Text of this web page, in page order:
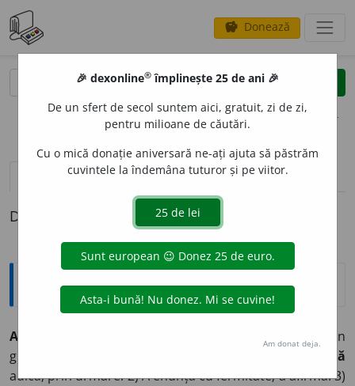
savings Donează
clear
opțiuni
definiții (1) pronunțievolume_up (50)
Definiția cu ID-ul 360114:
Explicative DEX
A Z
1) A reda prin cuvinte; a exprima prin
grai; a spune.
Va să zică
adică; prin urmare. 2) A enunța cu fermitate; a afirma. 3)
🎉 dexonline® împlinește 25 de ani 🎉
De un sfert de secol suntem aici, gratuit, zi de zi,
pentru milioane de căutări.
Cu o mică donație aniversară ne-ați ajuta să păstrăm
cuvintele la îndemâna tuturor și pe viitor.
Am donat deja.